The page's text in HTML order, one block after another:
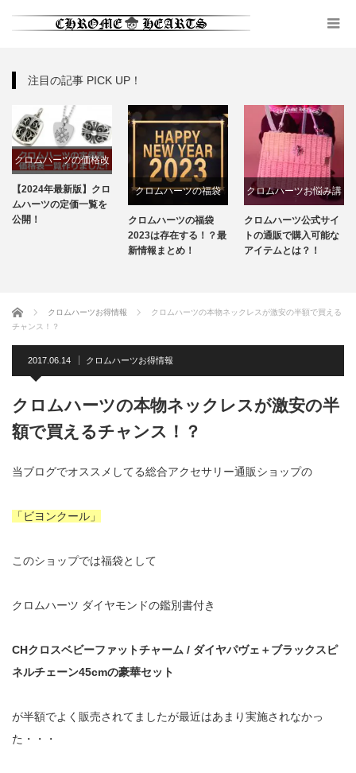
注目の記事 PICK UP！
クロムハーツの価格改
定
【2024年最新版】クロ
ムハーツの定価一覧を
公開！
クロムハーツの福袋
クロムハーツの福袋
2023は存在する！？最
新情報まとめ！
クロムハーツお悩み講
座
クロムハーツ公式サイ
トの通販で購入可能な
アイテムとは？！
ホーム クロムハーツお得情報
クロムハーツの本物ネックレスが激安の半額で買える
チャンス！？
2017.06.14 クロムハーツお得情報
クロムハーツの本物ネックレスが激安の半
額で買えるチャンス！？
当ブログでオススメしてる総合アクセサリー通販ショップの
「ビヨンクール」
このショップでは福袋として
クロムハーツ ダイヤモンドの鑑別書付き
CHクロスベビーファットチャーム / ダイヤパヴェ＋ブラックスピ
ネルチェーン45cmの豪華セット
が半額でよく販売されてましたが最近はあまり実施されなかっ
た・・・